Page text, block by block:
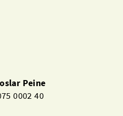
Peine
0002 40